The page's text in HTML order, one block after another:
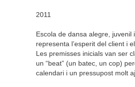
2011
Escola de dansa alegre, juvenil
representa l’esperit del client i
Les premisses inicials van ser
un “beat” (un batec, un cop)
calendari i un pressupost molt